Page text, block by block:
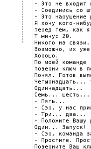
- Это не входит
- Соединись со
- Это нарушение
Я хочу кого-
перед тем, как
T минус 20.
Никого на связи.
Возможно, их
Хорошо.
По моей команде
поверни ключ в
Понял. Готов
Четырнадцать...
Одиннадцать...
Семь... шесть...
- Пять...
- Сэр, у нас
- Три... два...
- Положите Вашу
Один... Запуск!
- Сэр, команда
- Простите.